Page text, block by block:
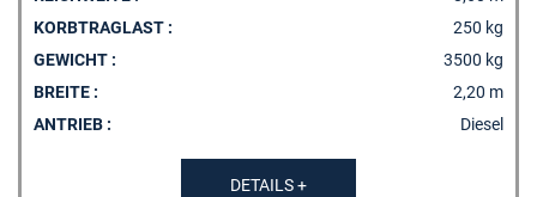
KORBTRAGLAST :
250 kg
GEWICHT :
3500 kg
BREITE :
2,20 m
ANTRIEB :
Diesel
DETAILS +